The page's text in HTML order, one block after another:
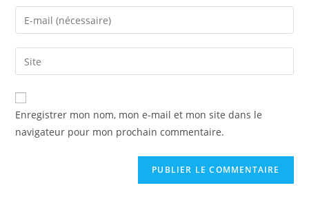
Enregistrer mon nom, mon e-mail et mon site dans le
navigateur pour mon prochain commentaire.